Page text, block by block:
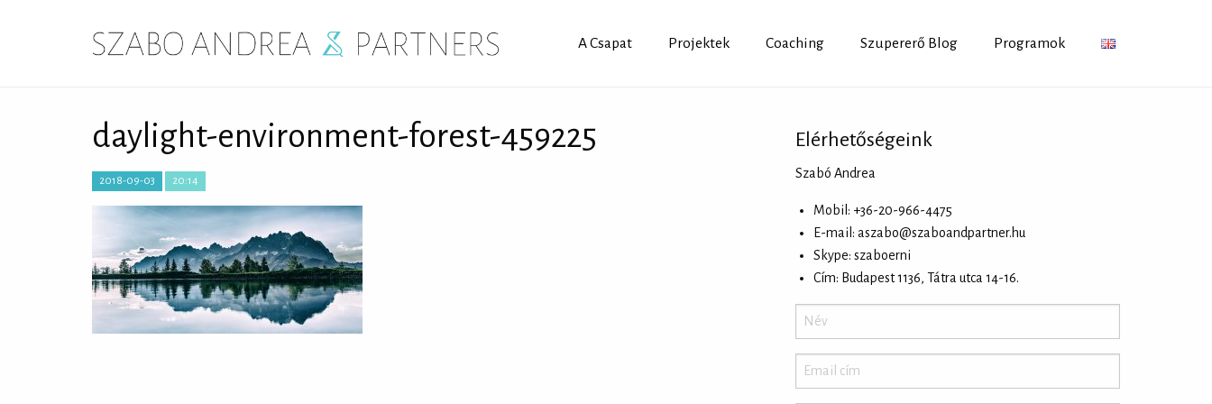
A Csapat Projektek Coaching Szupererő Blog Programok
daylight-environment-forest-459225
2018-09-03 20:14
Elérhetőségeink
Szabó Andrea
Mobil: +36-20-966-4475
E-mail: aszabo@szaboandpartner.hu
Skype: szaboerni
Cím: Budapest 1136, Tátra utca 14-16.